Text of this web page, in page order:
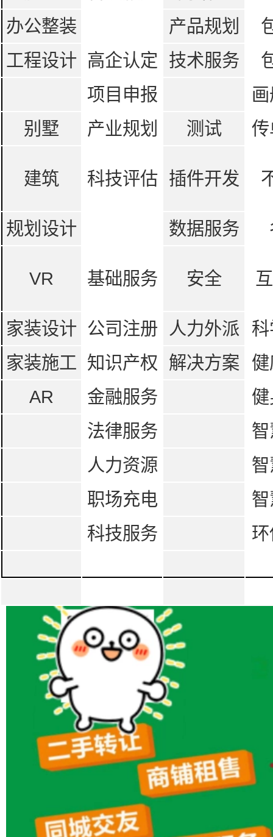
办公整装
产品规划
工程设计 高企认定 技术服务
项目申报
别墅
产业规划 测试
建筑 科技评估 插件开发
规划设计 数据服务
VR 基础服务 安全
家装设计 公司注册 人力外派
家装施工 知识产权 解决方案
AR
金融服务
法律服务
人力资源
职场充电
科技服务